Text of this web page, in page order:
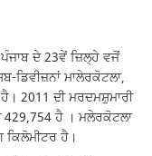
ਦੇ 23ਵੇਂ ਜ਼ਿਲ੍ਹੇ ਵਜੋਂ
ਡਿਵੀਜ਼ਨਾਂ ਮਾਲੇਰਕੋਟਲਾ,
2011 ਦੀ ਮਰਦਮਸ਼ੁਮਾਰੀ
429,754 ਹੈ । ਮਲੇਰਕੋਟਲਾ
ਕਿਲੋਮੀਟਰ ਹੈ।